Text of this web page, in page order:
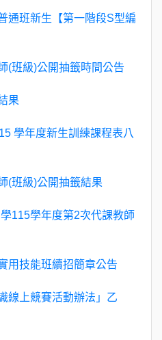
通班新生【第一階段S型編
(班級)公開抽籤時間公告
果
學年度新生訓練課程表八
(班級)公開抽籤結果
115學年度第2次代課教師
用技能班續招簡章公告
線上競賽活動辦法」乙